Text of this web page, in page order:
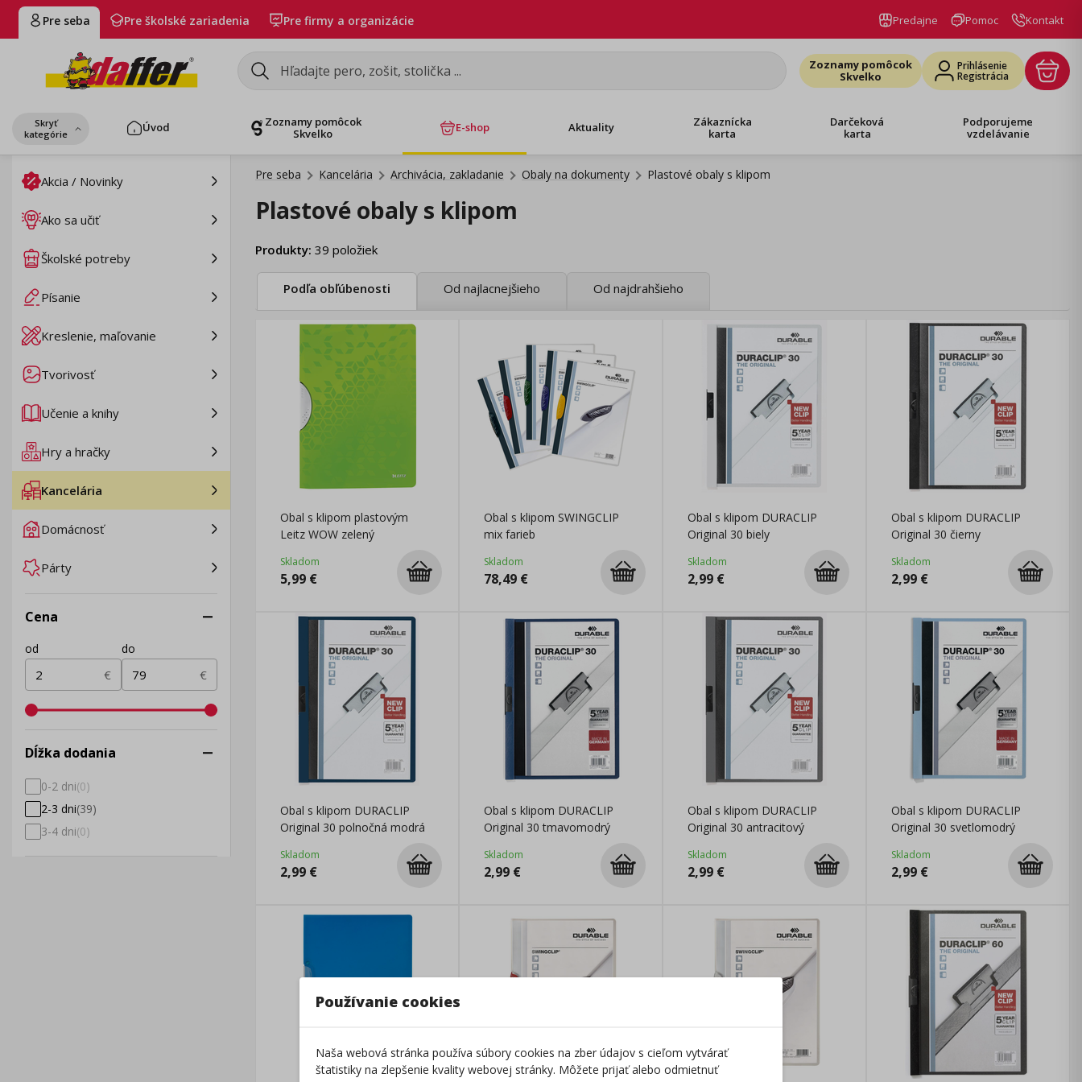
Pre seba Pre školské zariadenia Pre firmy a organizácie Predajne Pomoc Kontakt
Zoznamy pomôcok
Skvelko
Prihlásenie
Registrácia
Skryť
kategórie
Úvod
Zoznamy pomôcok
Skvelko
E-shop Aktuality
Zákaznícka
karta
Darčeková
karta
Podporujeme
vzdelávanie
Akcia / Novinky
Ako sa učiť
Školské potreby
Písanie
Kreslenie, maľovanie
Tvorivosť
Učenie a knihy
Hry a hračky
Kancelária
Domácnosť
Párty
Cena
od
€
do
€
Dĺžka dodania
0-2 dni(0)
2-3 dni(39)
3-4 dni(0)
Pre seba Kancelária Archivácia, zakladanie Obaly na dokumenty Plastové obaly s klipom
Plastové obaly s klipom
Produkty: 39 položiek
Podľa obľúbenosti Od najlacnejšieho Od najdrahšieho
Obal s klipom plastovým
Leitz WOW zelený
Skladom
5,99 €
Obal s klipom SWINGCLIP
mix farieb
Skladom
78,49 €
Obal s klipom DURACLIP
Original 30 biely
Skladom
2,99 €
Obal s klipom DURACLIP
Original 30 čierny
Skladom
2,99 €
Obal s klipom DURACLIP
Original 30 polnočná modrá
Skladom
2,99 €
Obal s klipom DURACLIP
Original 30 tmavomodrý
Skladom
2,99 €
Obal s klipom DURACLIP
Original 30 antracitový
Skladom
2,99 €
Obal s klipom DURACLIP
Original 30 svetlomodrý
Skladom
2,99 €
Používanie cookies
Naša webová stránka používa súbory cookies na zber údajov s cieľom vytvárať
štatistiky na zlepšenie kvality webovej stránky. Môžete prijať alebo odmietnuť